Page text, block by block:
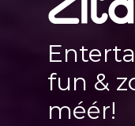
fun &
méér!